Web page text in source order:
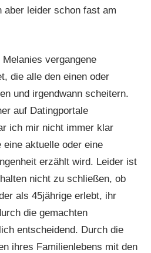
aber leider schon fast am
vergangene
die alle den einen oder
und irgendwann scheitern.
auf Datingportale
ich mir nicht immer klar
eine aktuelle oder eine
erzählt wird. Leider ist
nicht zu schließen, ob
als 45jährige erlebt, ihr
die gemachten
entscheidend. Durch die
ihres Familienlebens mit den